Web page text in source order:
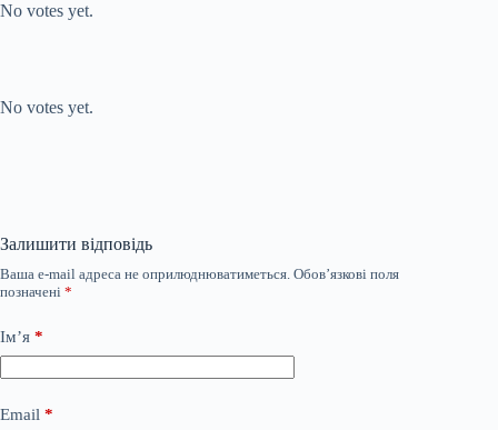
No votes yet.
No votes yet.
Залишити відповідь
Ваша e-mail адреса не оприлюднюватиметься. Обов’язкові поля
позначені *
Ім’я *
Email *